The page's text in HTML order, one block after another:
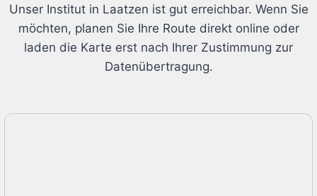
Unser Institut in Laatzen ist gut erreichbar. Wenn Sie
möchten, planen Sie Ihre Route direkt online oder
laden die Karte erst nach Ihrer Zustimmung zur
Datenübertragung.